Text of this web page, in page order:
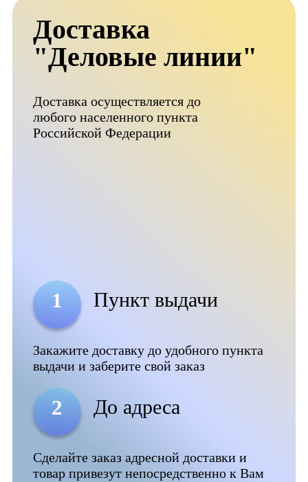
Доставка
"Деловые линии"
Доставка осуществляется до
любого населенного пункта
Российской Федерации
1 Пункт выдачи
Закажите доставку до удобного пункта
выдачи и заберите свой заказ
2 До адреса
Сделайте заказ адресной доставки и
товар привезут непосредственно к Вам